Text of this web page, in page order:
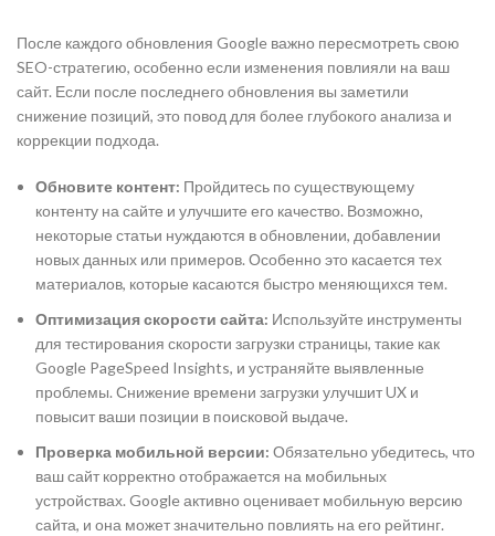
После каждого обновления Google важно пересмотреть свою
SEO-стратегию, особенно если изменения повлияли на ваш
сайт. Если после последнего обновления вы заметили
снижение позиций, это повод для более глубокого анализа и
коррекции подхода.
Обновите контент: Пройдитесь по существующему
контенту на сайте и улучшите его качество. Возможно,
некоторые статьи нуждаются в обновлении, добавлении
новых данных или примеров. Особенно это касается тех
материалов, которые касаются быстро меняющихся тем.
Оптимизация скорости сайта: Используйте инструменты
для тестирования скорости загрузки страницы, такие как
Google PageSpeed Insights, и устраняйте выявленные
проблемы. Снижение времени загрузки улучшит UX и
повысит ваши позиции в поисковой выдаче.
Проверка мобильной версии: Обязательно убедитесь, что
ваш сайт корректно отображается на мобильных
устройствах. Google активно оценивает мобильную версию
сайта, и она может значительно повлиять на его рейтинг.